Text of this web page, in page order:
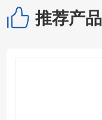
推荐产品